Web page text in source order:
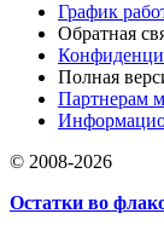
График
Обратная
Полная
Партнерам
© 2008-2026
Остатки во